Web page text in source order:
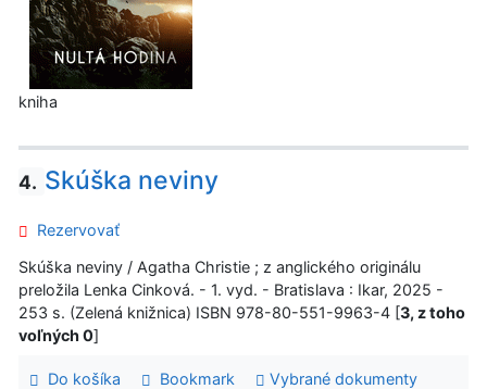
kniha
4. Skúška neviny
Rezervovať
Skúška neviny / Agatha Christie ; z anglického originálu
preložila Lenka Cinková. - 1. vyd. - Bratislava : Ikar, 2025 -
253 s. (Zelená knižnica) ISBN 978-80-551-9963-4 [3, z toho
voľných 0]
Do košíka Bookmark Vybrané dokumenty